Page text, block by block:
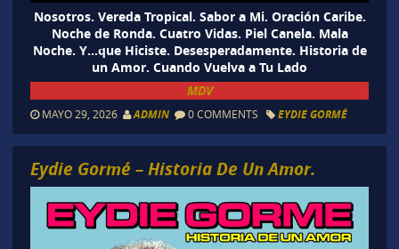
Nosotros. Vereda Tropical. Sabor a Mi. Oración Caribe.
Noche de Ronda. Cuatro Vidas. Piel Canela. Mala
Noche. Y…que Hiciste. Desesperadamente. Historia de
un Amor. Cuando Vuelva a Tu Lado
MDV
MAYO 29, 2026 ADMIN 0 COMMENTS EYDIE GORMÉ
Eydie Gormé – Historia De Un Amor.